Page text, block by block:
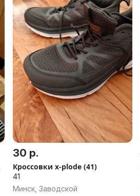
30 р.
Кроссовки x-plode (41)
41
Минск, Заводской